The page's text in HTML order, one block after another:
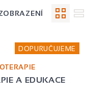
DOPURUČUJEME
A EDUKACE